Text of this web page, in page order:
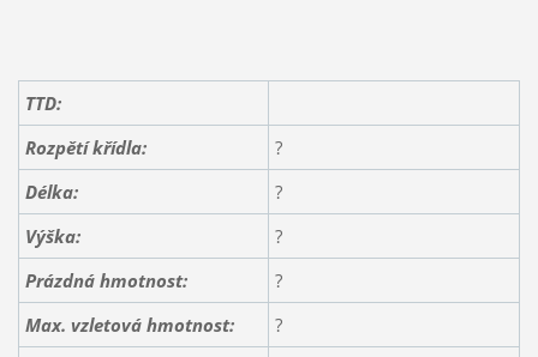
TTD:
Rozpětí křídla:
?
Délka:
?
Výška:
?
Prázdná hmotnost:
?
Max. vzletová hmotnost:
?